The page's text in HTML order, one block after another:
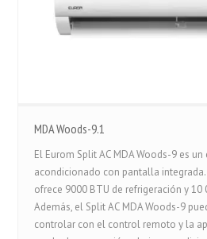
MDA Woods-9.1
El Eurom Split AC MDA Woods-9 es
acondicionado con pantalla
ofrece 9000 BTU de refrigeración y 10
Además, el Split AC MDA Woods-9
controlar con el control remoto y la